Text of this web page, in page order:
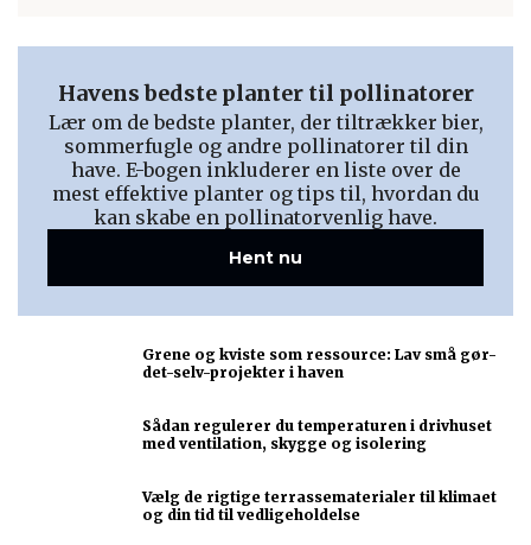
Havens bedste planter til pollinatorer
Lær om de bedste planter, der tiltrækker bier,
sommerfugle og andre pollinatorer til din
have. E-bogen inkluderer en liste over de
mest effektive planter og tips til, hvordan du
kan skabe en pollinatorvenlig have.
Hent nu
Grene og kviste som ressource: Lav små gør-
det-selv-projekter i haven
Sådan regulerer du temperaturen i drivhuset
med ventilation, skygge og isolering
Vælg de rigtige terrassematerialer til klimaet
og din tid til vedligeholdelse